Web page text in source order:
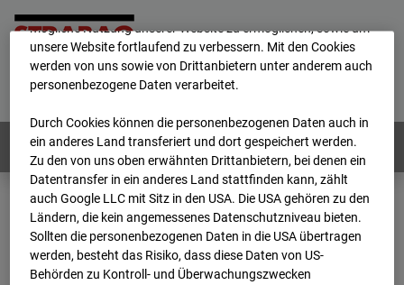
Home E-Mail Impressum
Login
Webcams: Alle Länder
Home
Deutschland
BC-146 - BV-Neubau STRABAG BMTI Werkstatthalle Garching
Archiv
2026 07 08 11:30
mögliche Nutzung unserer Website zu ermöglichen, sowie um
unsere Website fortlaufend zu verbessern. Mit den Cookies
werden von uns sowie von Drittanbietern unter anderem auch
personenbezogene Daten verarbeitet.
Durch Cookies können die personenbezogenen Daten auch in
ein anderes Land transferiert und dort gespeichert werden.
Zu den von uns oben erwähnten Drittanbietern, bei denen ein
Datentransfer in ein anderes Land stattfinden kann, zählt
auch Google LLC mit Sitz in den USA. Die USA gehören zu den
Ländern, die kein angemessenes Datenschutzniveau bieten.
Sollten die personenbezogenen Daten in die USA übertragen
werden, besteht das Risiko, dass diese Daten von US-
Behörden zu Kontroll- und Überwachungszwecken